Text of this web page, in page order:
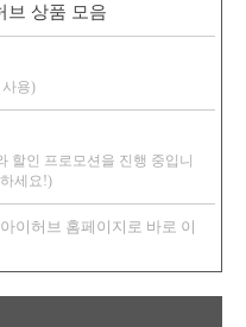
브 상품 모음
용)
할인 프로모션을 진행 중입니
세요!)
이허브 홈페이지로 바로 이